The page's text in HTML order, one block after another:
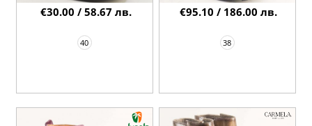
40
€30.00 / 58.67 лв.
38
€95.10 / 186.00 лв.